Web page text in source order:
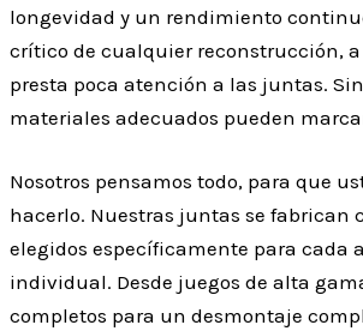
longevidad y un rendimiento
crítico de cualquier reconstrucción,
presta poca atención a las juntas.
materiales adecuados pueden
Nosotros pensamos todo, para que
hacerlo. Nuestras juntas se fabrican
elegidos específicamente para cada
individual. Desde juegos de alta
completos para un desmontaje